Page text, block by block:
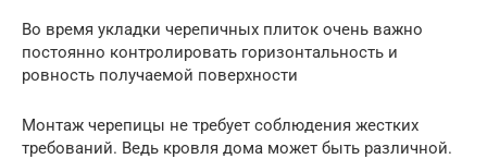
Во время укладки черепичных плиток очень важно
постоянно контролировать горизонтальность и
ровность получаемой поверхности
Монтаж черепицы не требует соблюдения жестких
требований. Ведь кровля дома может быть различной.